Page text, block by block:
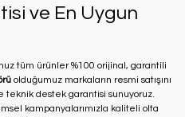
ve En Uygun
tüm ürünler %100 orijinal, garantili
olduğumuz markaların resmi satışını
teknik destek garantisi sunuyoruz.
kampanyalarımızla kaliteli olta